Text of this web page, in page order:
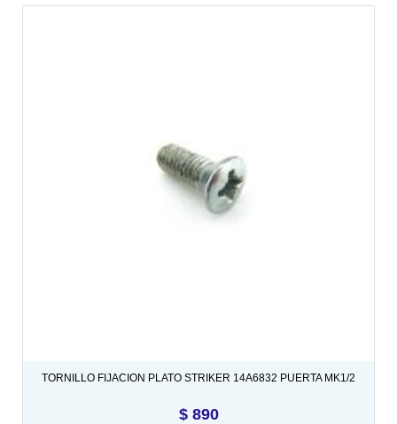
TORNILLO FIJACION PLATO STRIKER 14A6832 PUERTA MK1/2
$890